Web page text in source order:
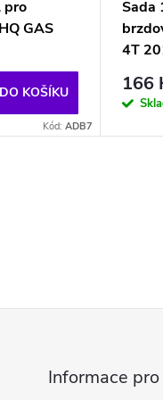
pro
GAS
DO KOŠÍKU
Kód:ADB7
Sada
4T
166
Informace pro